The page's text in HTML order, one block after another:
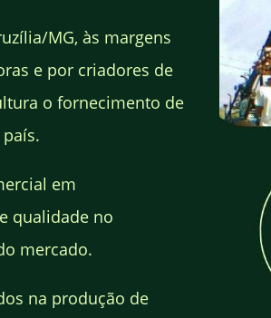
MG, às margens
e por criadores de
o fornecimento de
em
qualidade no
mercado.
na produção de